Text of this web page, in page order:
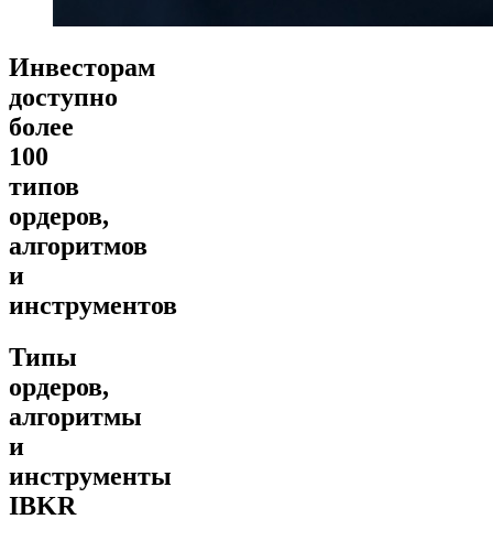
Инвесторам
доступно
более
100
типов
ордеров,
алгоритмов
и
инструментов
Типы
ордеров,
алгоритмы
и
инструменты
IBKR